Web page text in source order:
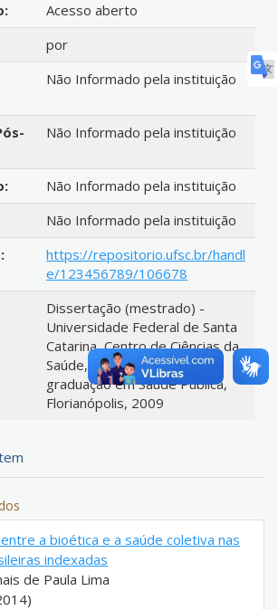
Acesso aberto
por
Não Informado pela instituição
Não Informado pela instituição
Não Informado pela instituição
Não Informado pela instituição
https://repositorio.ufsc.br/handl
e/123456789/106678
Dissertação (mestrado) -
Universidade Federal de Santa
Catarina, Centro de Ciências da
Saúde, Programa de Pós-
graduação em Saúde Pública,
Florianópolis, 2009
a bioética e a saúde coletiva nas
indexadas
de Paula Lima